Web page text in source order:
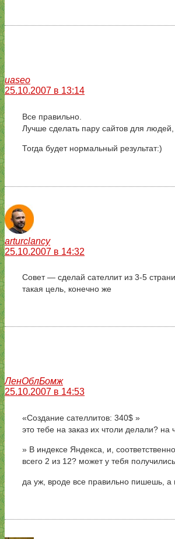
uaseo
25.10.2007 в 13:14
Все правильно.
Лучше сделать пару сайтов для
Тогда будет нормальный результат:)
arturclancy
25.10.2007 в 14:32
Совет — сделай сателлит из 3-5
такая цель, конечно же
ЛенОблБомж
25.10.2007 в 14:53
«Создание сателлитов: 340$ »
это тебе на заказ их чтоли делали? на
» В индексе Яндекса, и,
всего 2 из 12? может у тебя
да уж, вроде все правильно пишешь, а